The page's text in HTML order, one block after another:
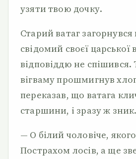
узяти твою дочку.
Старий ватаг загорнувся
свідомий своєї царської
відповіддю не
вігваму прошмигнув
переказав, що ватага
старшини, і зразу ж зник.
— О білий чоловіче,
Пострахом лосів, а ще